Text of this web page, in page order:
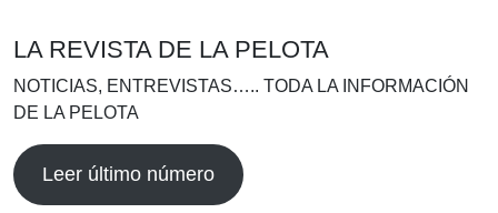
LA REVISTA DE LA PELOTA
NOTICIAS, ENTREVISTAS….. TODA LA INFORMACIÓN
DE LA PELOTA
Leer último número